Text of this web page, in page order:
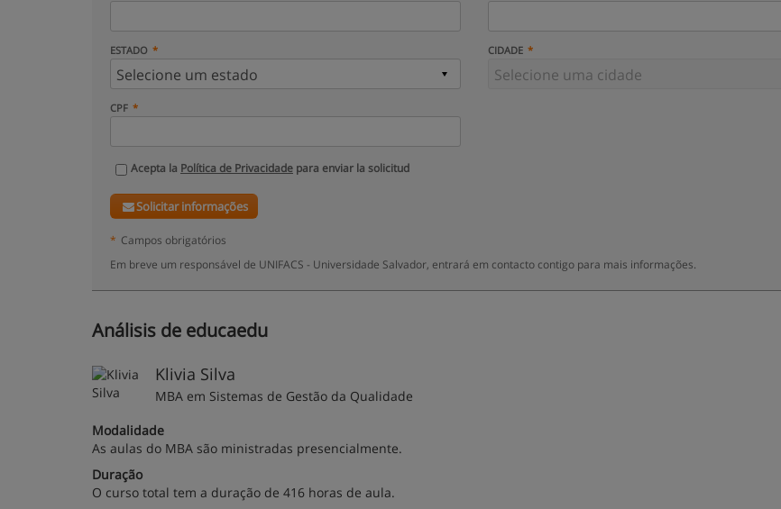
ESTADO CIDADE
CPF
Acepta la Política de Privacidade para enviar la solicitud
Solicitar informações
* Campos obrigatórios
Em breve um responsável de UNIFACS - Universidade Salvador, entrará em contacto contigo para mais informações.
Análisis de educaedu
Klivia Silva
MBA em Sistemas de Gestão da Qualidade
Modalidade
As aulas do MBA são ministradas presencialmente.
Duração
O curso total tem a duração de 416 horas de aula.